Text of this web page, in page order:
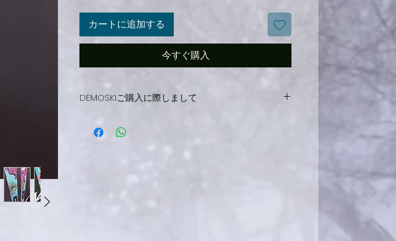
カートに追加する
今すぐ購入
DEMOSKIご購入に際しまして
不良以外の保証はありません。通常ご使用頂けます
様整備しての販売になりますのでご理解の上ご購入
希望のBindingに付け直しての販売になります。